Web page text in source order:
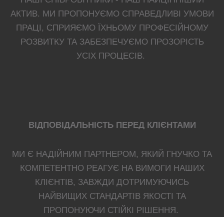
АКТИВ. МИ ПРОПОНУЄМО СПРАВЕДЛИВІ УМОВИ
ПРАЦІ, СПРИЯЄМО ЇХНЬОМУ ПРОФЕСІЙНОМУ
РОЗВИТКУ ТА ЗАБЕЗПЕЧУЄМО ПРОЗОРІСТЬ
УСІХ ПРОЦЕСІВ.
ВІДПОВІДАЛЬНІСТЬ ПЕРЕД КЛІЄНТАМИ
МИ Є НАДІЙНИМ ПАРТНЕРОМ, ЯКИЙ ГНУЧКО ТА
КОМПЕТЕНТНО РЕАГУЄ НА ВИМОГИ НАШИХ
КЛІЄНТІВ, ЗАВЖДИ ДОТРИМУЮЧИСЬ
НАЙВИЩИХ СТАНДАРТІВ ЯКОСТІ ТА
ПРОПОНУЮЧИ СТІЙКІ РІШЕННЯ.